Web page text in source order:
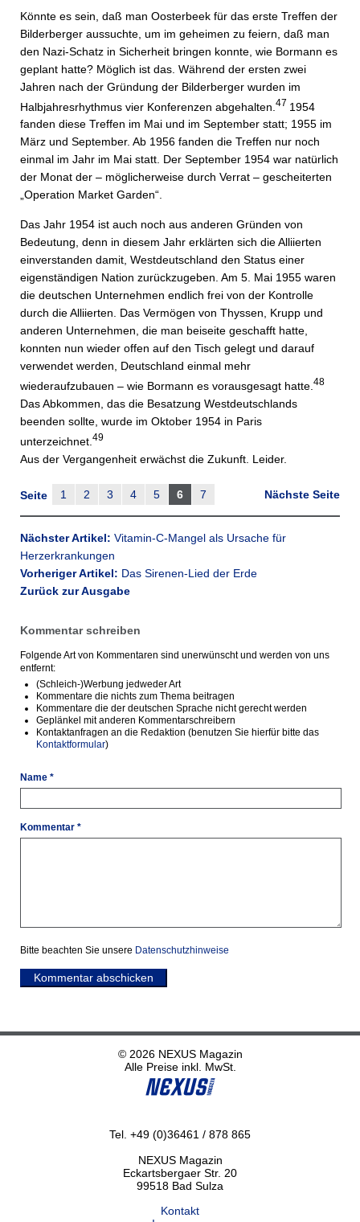
Könnte es sein, daß man Oosterbeek für das erste Treffen der
Bilderberger aussuchte, um im geheimen zu feiern, daß man
den Nazi-Schatz in Sicherheit bringen konnte, wie Bormann es
geplant hatte? Möglich ist das. Während der ersten zwei
Jahren nach der Gründung der Bilderberger wurden im
Halbjahresrhythmus vier Konferenzen abgehalten. 47 1954
fanden diese Treffen im Mai und im September statt; 1955 im
März und September. Ab 1956 fanden die Treffen nur noch
einmal im Jahr im Mai statt. Der September 1954 war natürlich
der Monat der – möglicherweise durch Verrat – gescheiterten
„Operation Market Garden“.
Das Jahr 1954 ist auch noch aus anderen Gründen von
Bedeutung, denn in diesem Jahr erklärten sich die Alliierten
einverstanden damit, Westdeutschland den Status einer
eigenständigen Nation zurückzugeben. Am 5. Mai 1955 waren
die deutschen Unternehmen endlich frei von der Kontrolle
durch die Alliierten. Das Vermögen von Thyssen, Krupp und
anderen Unternehmen, die man beiseite geschafft hatte,
konnten nun wieder offen auf den Tisch gelegt und darauf
verwendet werden, Deutschland einmal mehr
wiederaufzubauen – wie Bormann es vorausgesagt hatte. 48
Das Abkommen, das die Besatzung Westdeutschlands
beenden sollte, wurde im Oktober 1954 in Paris
unterzeichnet. 49
Aus der Vergangenheit erwächst die Zukunft. Leider.
Nächste Seite
Seite 1 2 3 4 5 6 7
Nächster Artikel: Vitamin-C-Mangel als Ursache für
Herzerkrankungen
Vorheriger Artikel: Das Sirenen-Lied der Erde
Zurück zur Ausgabe
Kommentar schreiben
Folgende Art von Kommentaren sind unerwünscht und werden von uns
entfernt:
(Schleich-)Werbung jedweder Art
Kommentare die nichts zum Thema beitragen
Kommentare die der deutschen Sprache nicht gerecht werden
Geplänkel mit anderen Kommentarschreibern
Kontaktanfragen an die Redaktion (benutzen Sie hierfür bitte das
Kontaktformular)
Name *
Kommentar *
Bitte beachten Sie unsere Datenschutzhinweise
Kommentar abschicken
© 2026 NEXUS Magazin
Alle Preise inkl. MwSt.
Tel. +49 (0)36461 / 878 865
NEXUS Magazin
Eckartsbergaer Str. 20
99518 Bad Sulza
Kontakt